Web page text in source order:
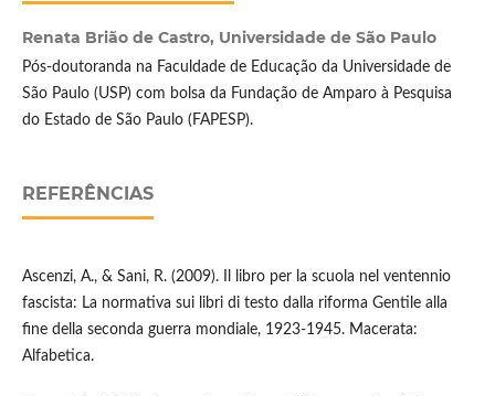
Renata Brião de Castro, Universidade de São Paulo
Pós-doutoranda na Faculdade de Educação da Universidade de
São Paulo (USP) com bolsa da Fundação de Amparo à Pesquisa
do Estado de São Paulo (FAPESP).
REFERÊNCIAS
Ascenzi, A., & Sani, R. (2009). Il libro per la scuola nel ventennio
fascista: La normativa sui libri di testo dalla riforma Gentile alla
fine della seconda guerra mondiale, 1923-1945. Macerata:
Alfabetica.